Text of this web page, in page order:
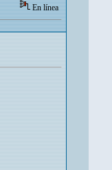
En línea